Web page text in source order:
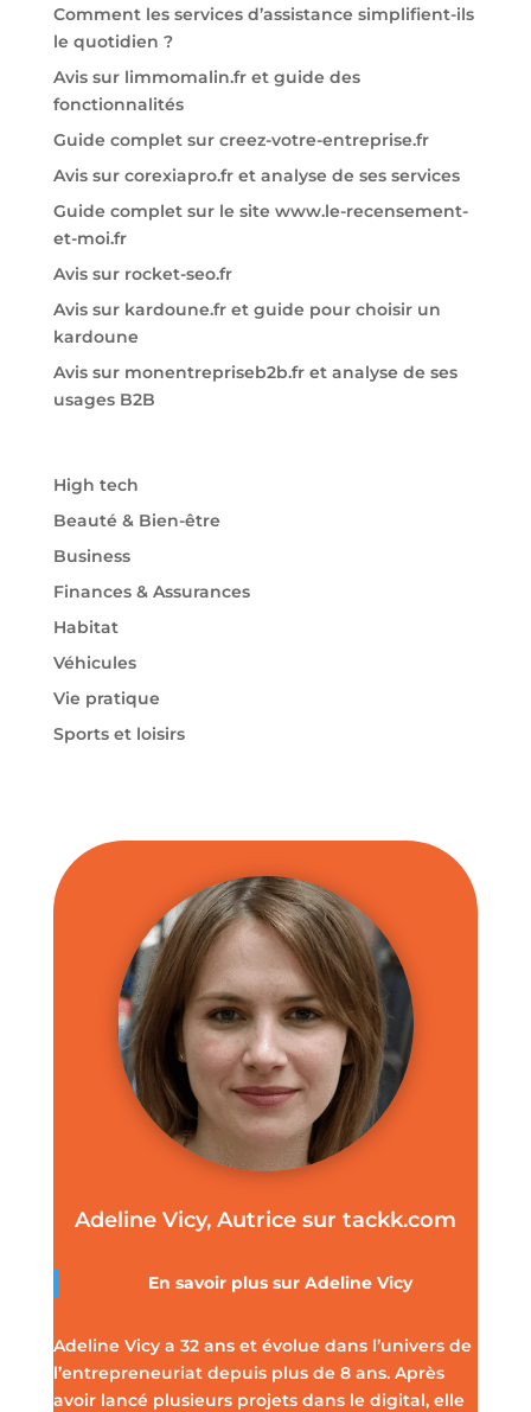
Comment les services d’assistance simplifient-ils
le quotidien ?
Avis sur limmomalin.fr et guide des
fonctionnalités
Guide complet sur creez-votre-entreprise.fr
Avis sur corexiapro.fr et analyse de ses services
Guide complet sur le site www.le-recensement-
et-moi.fr
Avis sur rocket-seo.fr
Avis sur kardoune.fr et guide pour choisir un
kardoune
Avis sur monentrepriseb2b.fr et analyse de ses
usages B2B
High tech
Beauté & Bien-être
Business
Finances & Assurances
Habitat
Véhicules
Vie pratique
Sports et loisirs
Adeline Vicy, Autrice sur tackk.com
En savoir plus sur Adeline Vicy
Adeline Vicy a 32 ans et évolue dans l’univers de
l’entrepreneuriat depuis plus de 8 ans. Après
avoir lancé plusieurs projets dans le digital, elle